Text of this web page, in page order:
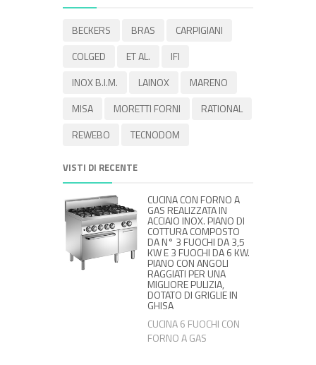
BECKERS BRAS
CARPIGIANI
COLGED
ET AL.
IFI
INOX B.I.M.
LAINOX
MARENO
MISA
MORETTI FORNI
RATIONAL
REWEBO
TECNODOM
VISTI DI RECENTE
CUCINA CON FORNO A
GAS REALIZZATA IN
ACCIAIO INOX. PIANO DI
COTTURA COMPOSTO
DA N° 3 FUOCHI DA 3,5
KW E 3 FUOCHI DA 6 KW.
PIANO CON ANGOLI
RAGGIATI PER UNA
MIGLIORE PULIZIA,
DOTATO DI GRIGLIE IN
GHISA
CUCINA 6 FUOCHI CON
FORNO A GAS